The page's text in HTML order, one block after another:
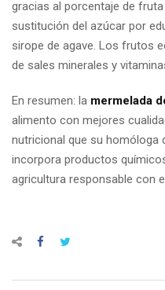
gracias al porcentaje de
sustitución del azúcar por
sirope de agave. Los frutos
de sales minerales y
En resumen: la mermelada
alimento con mejores
nutricional que su homóloga
incorpora productos
agricultura responsable con